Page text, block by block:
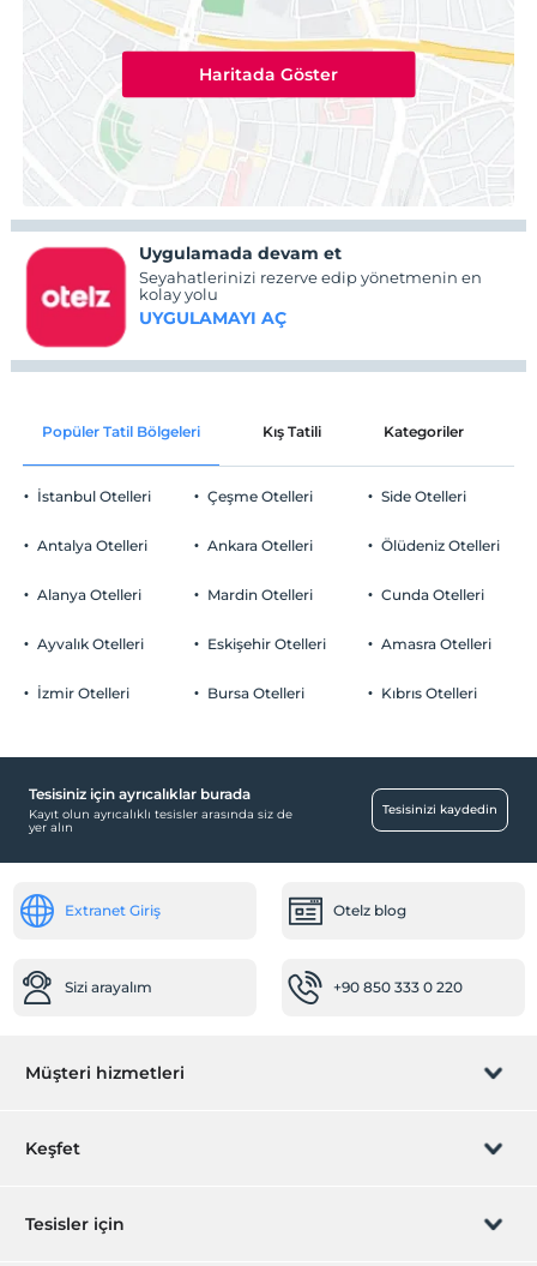
Haritada Göster
Uygulamada devam et
Seyahatlerinizi rezerve edip yönetmenin en
kolay yolu
UYGULAMAYI AÇ
Popüler Tatil Bölgeleri Kış Tatili Kategoriler
İstanbul Otelleri
Antalya Otelleri
Alanya Otelleri
Ayvalık Otelleri
İzmir Otelleri
Çeşme Otelleri
Ankara Otelleri
Mardin Otelleri
Eskişehir Otelleri
Bursa Otelleri
Side Otelleri
Ölüdeniz Otelleri
Cunda Otelleri
Amasra Otelleri
Kıbrıs Otelleri
Tesisiniz için ayrıcalıklar burada
Kayıt olun ayrıcalıklı tesisler arasında siz de
yer alın
Tesisinizi kaydedin
Extranet Giriş Otelz blog
Sizi arayalım +90 850 333 0 220
Müşteri hizmetleri
Rezervasyon yönet
Keşfet
Hediye Kart
Tesisler için